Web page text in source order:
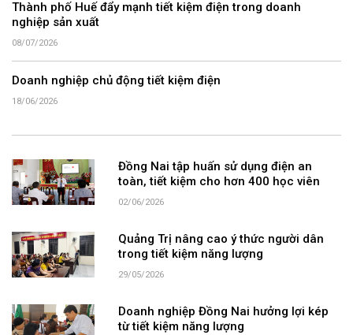
Thành phố Huế đẩy mạnh tiết kiệm điện trong doanh
nghiệp sản xuất
08/07/2026
Doanh nghiệp chủ động tiết kiệm điện
18/06/2026
Đồng Nai tập huấn sử dụng điện an
toàn, tiết kiệm cho hơn 400 học viên
02/06/2026
Quảng Trị nâng cao ý thức người dân
trong tiết kiệm năng lượng
29/05/2026
Doanh nghiệp Đồng Nai hưởng lợi kép
từ tiết kiệm năng lượng